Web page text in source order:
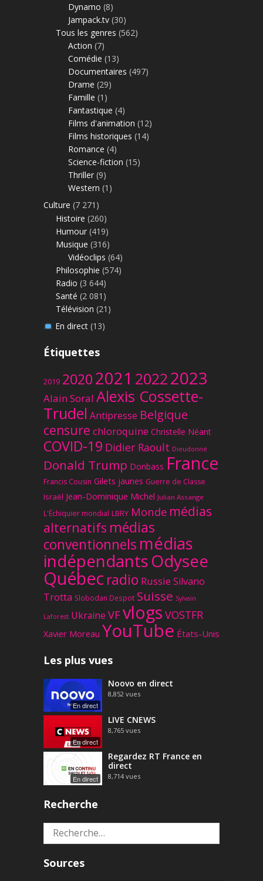
Dynamo (8)
Jampack.tv (30)
Tous les genres (562)
Action (7)
Comédie (13)
Documentaires (497)
Drame (29)
Famille (1)
Fantastique (4)
Films d'animation (12)
Films historiques (14)
Romance (4)
Science-fiction (15)
Thriller (9)
Western (1)
Culture (7 271)
Histoire (260)
Humour (419)
Musique (316)
Vidéoclips (64)
Philosophie (574)
Radio (3 644)
Santé (2 081)
Télévision (21)
En direct(13)
Étiquettes
2019 20202021 20222023
Alain Soral Alexis Cossette-
Trudel Antipresse Belgique
censure chloroquine Christelle Néant
COVID-19 Didier Raoult Dieudonné
Donald Trump Donbass France
Francis Cousin Gilets jaunes Guerre de Classe
Israël Jean-Dominique Michel Julian Assange
L'Échiquier mondial LBRY Monde médias
alternatifs médias
conventionnels médias
indépendantsOdysee
Québec radio Russie Silvano
Trotta Slobodan Despot Suisse Sylvain
Laforest Ukraine VFvlogs VOSTFR
Xavier Moreau YouTube États-Unis
Les plus vues
En direct
Noovo en direct
8,852 vues
En direct
LIVE CNEWS
8,765 vues
En direct
Regardez RT France en
direct
8,714 vues
Recherche
Rechercher :
Sources